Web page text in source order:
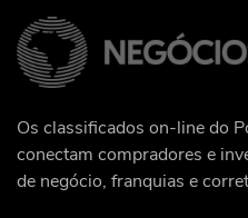
Os classificados on-line do
conectam compradores e
de negócio, franquias e